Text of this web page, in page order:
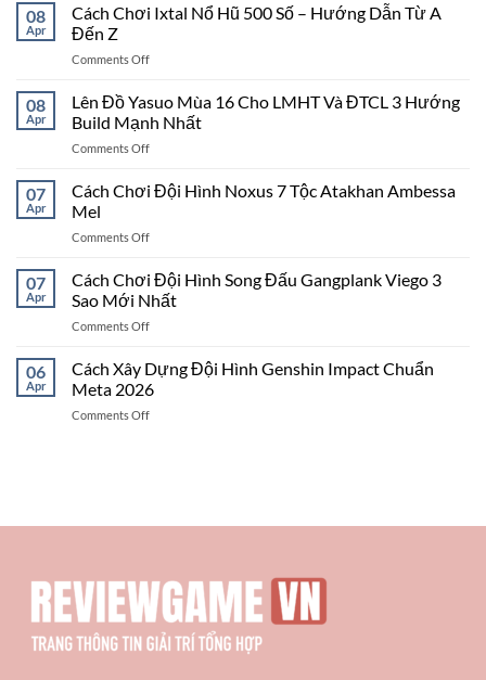
08
Apr
Cách Chơi Ixtal Nổ Hũ 500 Số – Hướng Dẫn Từ A
Đến Z
Comments Offon
Nổ
Hũ
Số
A
Đến
08
Apr
Lên Đồ Yasuo Mùa 16 Cho LMHT Và ĐTCL 3 Hướng
Build Mạnh Nhất
Comments Offon
Đồ
Yasuo
16
LMHT
Và
Build
Mạnh
07
Apr
Cách Chơi Đội Hình Noxus 7 Tộc Atakhan Ambessa
Mel
Comments Offon
Chơi
Đội
Hình
Noxus
Tộc
Atakhan
07
Apr
Cách Chơi Đội Hình Song Đấu Gangplank Viego 3
Sao Mới Nhất
Comments Offon
Chơi
Đội
Hình
Song
Mới
06
Apr
Cách Xây Dựng Đội Hình Genshin Impact Chuẩn
Meta 2026
Comments Offon
Genshin
Meta
2026